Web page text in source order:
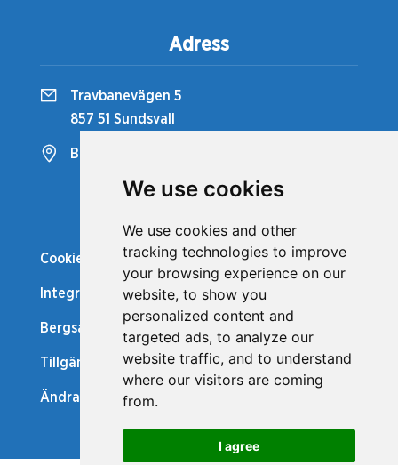
We use cookies
We use cookies and other
tracking technologies to improve
your browsing experience on our
website, to show you
personalized content and
targeted ads, to analyze our
website traffic, and to understand
where our visitors are coming
from.
I agree
Cookiepolicy
Integritetspolicy
Bergsåker Nytt
Tillgänglighetsredogörelse
Ändra cookie-inställningar
Adress
Travbanevägen 5
857 51 Sundsvall
Bergsåkers Travbana